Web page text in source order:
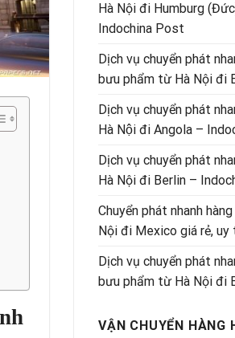
Hà Nội đi Humburg
Indochina Post
Dịch vụ chuyển phát
bưu phẩm từ Hà Nội đi
Dịch vụ chuyển phát
Hà Nội đi Angola –
Dịch vụ chuyển phát
Hà Nội đi Berlin –
Chuyển phát nhanh
Nội đi Mexico giá rẻ, uy
Dịch vụ chuyển phát
bưu phẩm từ Hà Nội đi
VẬN CHUYỂN HÀNG